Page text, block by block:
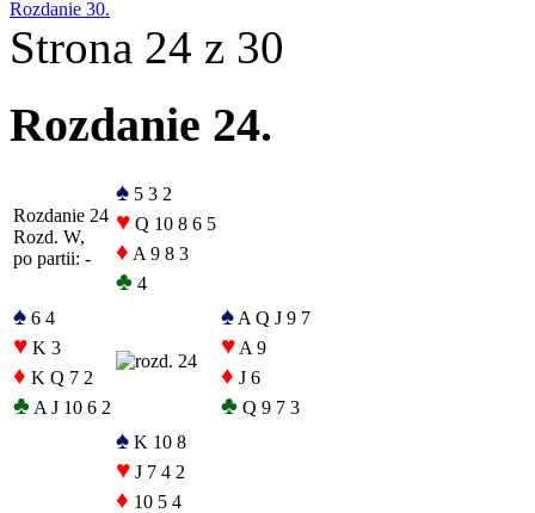
Rozdanie 30.
Strona 24 z 30
Rozdanie 24.
Rozdanie 24
Rozd. W,
po partii: -
♠ 5 3 2
♥ Q 10 8 6 5
♦ A 9 8 3
♣ 4
♠ 6 4
♥ K 3
♦ K Q 7 2
♣ A J 10 6 2
♠ A Q J 9 7
♥ A 9
♦ J 6
♣ Q 9 7 3
♠ K 10 8
♥ J 7 4 2
♦ 10 5 4